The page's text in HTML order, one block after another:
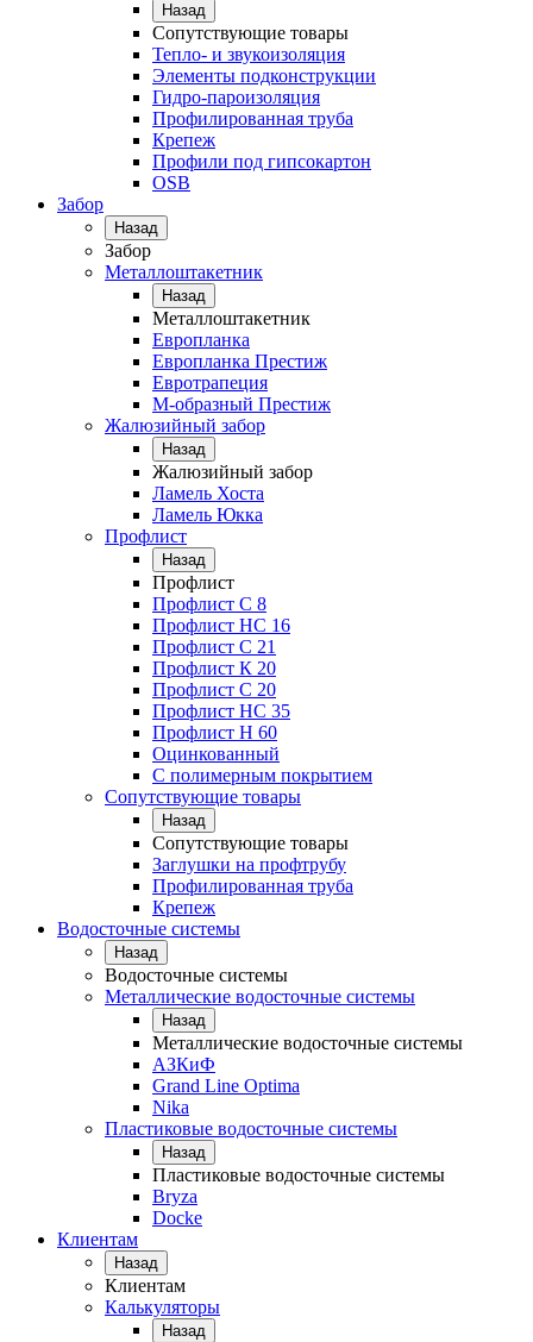
Назад
Сопутствующие товары
Тепло- и звукоизоляция
Элементы подконструкции
Гидро-пароизоляция
Профилированная труба
Крепеж
Профили под гипсокартон
OSB
Забор
Назад
Забор
Металлоштакетник
Назад
Металлоштакетник
Европланка
Европланка Престиж
Евротрапеция
М-образный Престиж
Жалюзийный забор
Назад
Жалюзийный забор
Ламель Хоста
Ламель Юкка
Профлист
Назад
Профлист
Профлист С 8
Профлист НС 16
Профлист C 21
Профлист К 20
Профлист С 20
Профлист НС 35
Профлист Н 60
Оцинкованный
С полимерным покрытием
Сопутствующие товары
Назад
Сопутствующие товары
Заглушки на профтрубу
Профилированная труба
Крепеж
Водосточные системы
Назад
Водосточные системы
Металлические водосточные системы
Назад
Металлические водосточные системы
АЗКиФ
Grand Line Optima
Nika
Пластиковые водосточные системы
Назад
Пластиковые водосточные системы
Bryza
Docke
Клиентам
Назад
Клиентам
Калькуляторы
Назад